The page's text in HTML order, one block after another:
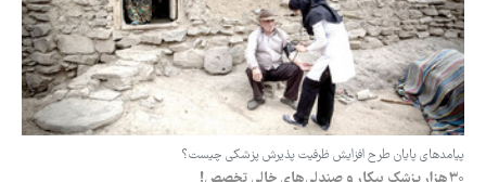
پیامدهای پایان طرح افزایش ظرفیت پذیرش پزشکی چیست؟